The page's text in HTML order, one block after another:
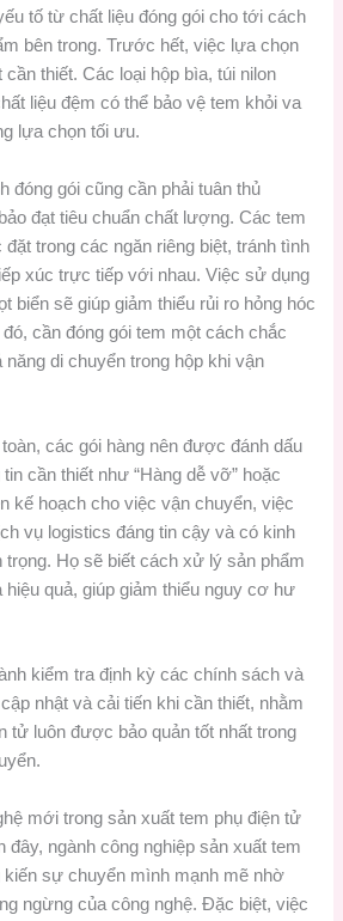
tố từ chất liệu đóng gói cho tới cách
bên trong. Trước hết, việc lựa chọn
cần thiết. Các loại hộp bìa, túi nilon
liệu đệm có thể bảo vệ tem khỏi va
lựa chọn tối ưu.
đóng gói cũng cần phải tuân thủ
đạt tiêu chuẩn chất lượng. Các tem
trong các ngăn riêng biệt, tránh tình
xúc trực tiếp với nhau. Việc sử dụng
biển sẽ giúp giảm thiểu rủi ro hỏng hóc
cần đóng gói tem một cách chắc
năng di chuyển trong hộp khi vận
các gói hàng nên được đánh dấu
cần thiết như “Hàng dễ vỡ” hoặc
kế hoạch cho việc vận chuyển, việc
vụ logistics đáng tin cậy và có kinh
trọng. Họ sẽ biết cách xử lý sản phẩm
hiệu quả, giúp giảm thiểu nguy cơ hư
kiểm tra định kỳ các chính sách và
nhật và cải tiến khi cần thiết, nhằm
tử luôn được bảo quản tốt nhất trong
mới trong sản xuất tem phụ điện tử
đây, ngành công nghiệp sản xuất tem
kiến sự chuyển mình mạnh mẽ nhờ
ngừng của công nghệ. Đặc biệt, việc